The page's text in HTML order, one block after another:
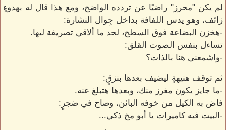
لم يكن "محرز" راضيًا عن تردده الواضح، ومع هذا قال له بهدوءٍ
زائف، وهو يدس اللفافة بداخل جِوال النشارة:
-هخزن البضاعة فوق السطح، لحد ما ألاقي تصريفة ليها.
تساءل بنفس الصوت القلق:
-واشمعنى هنا بالذات؟
ثم توقف هنيهةٍ ليضيف بعدها بنزقٍ:
-ما جايز يكون مغرز منك، وبعدها هتبلغ عنه.
فاض به الكيل من خوفه البائن، وصاح في ضجرٍ:
-البيت فيه كاميرات يا أبو مخ ذكي...